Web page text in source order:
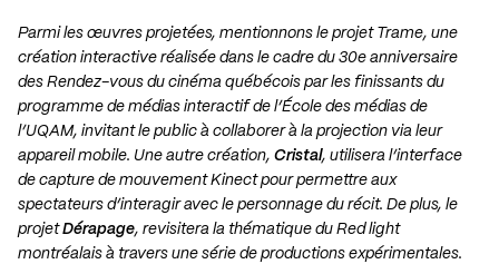
Parmi les œuvres projetées, mentionnons le projet Trame, une
création interactive réalisée dans le cadre du 30e anniversaire
des Rendez-vous du cinéma québécois par les finissants du
programme de médias interactif de l’École des médias de
l’UQAM, invitant le public à collaborer à la projection via leur
appareil mobile. Une autre création, Cristal, utilisera l’interface
de capture de mouvement Kinect pour permettre aux
spectateurs d’interagir avec le personnage du récit. De plus, le
projetDérapage, revisitera la thématique du Red light
montréalais à travers une série de productions expérimentales.